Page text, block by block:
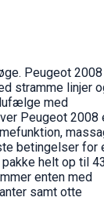
Peugeot
stramme linjer
med
Peugeot 2008
betingelser for
helt op til
enten med
samt otte